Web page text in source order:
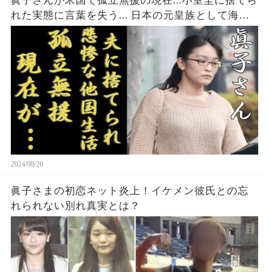
れた実態に言葉を失う... 日本の元皇族として海外
で悲惨すぎる現在の生活や職業に一同驚愕...！
2024/08/20
眞子さまの初恋ネット炎上！イケメン彼氏との忘
れられない別れ真実とは？